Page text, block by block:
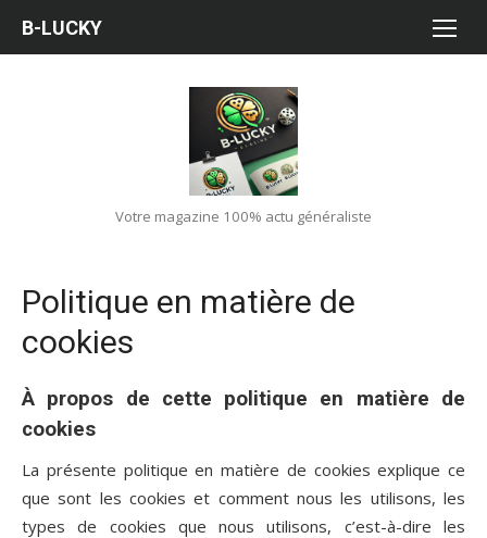
Votre magazine 100% actu généraliste
B-LUCKY
Politique en matière de
cookies
À propos de cette politique en matière de
cookies
La présente politique en matière de cookies explique ce
que sont les cookies et comment nous les utilisons, les
types de cookies que nous utilisons, c’est-à-dire les